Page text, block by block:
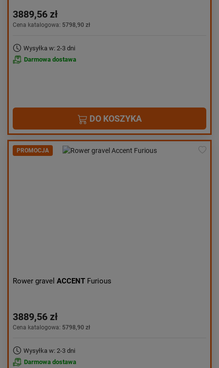
3889,56 zł
Cena katalogowa: 5798,90 zł
Wysyłka w: 2-3 dni
Darmowa dostawa
DO KOSZYKA
PROMOCJA
Rower gravel ACCENT Furious
3889,56 zł
Cena katalogowa: 5798,90 zł
Wysyłka w: 2-3 dni
Darmowa dostawa